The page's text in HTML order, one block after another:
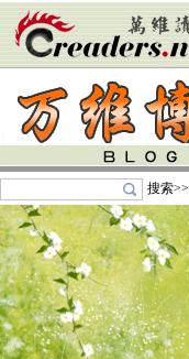
搜索>>